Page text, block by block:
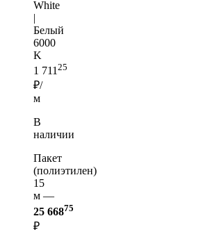
White
|
Белый
6000
K
1 711 25
₽/
м
В
наличии
Пакет
(полиэтилен)
15
м —
25 66875
₽